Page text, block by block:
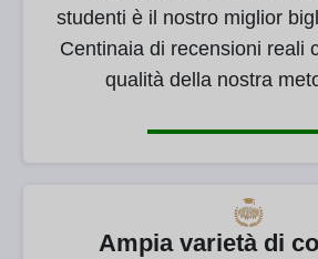
studenti è il nostro miglior
Centinaia di recensioni reali
qualità della nostra
Ampia varietà di